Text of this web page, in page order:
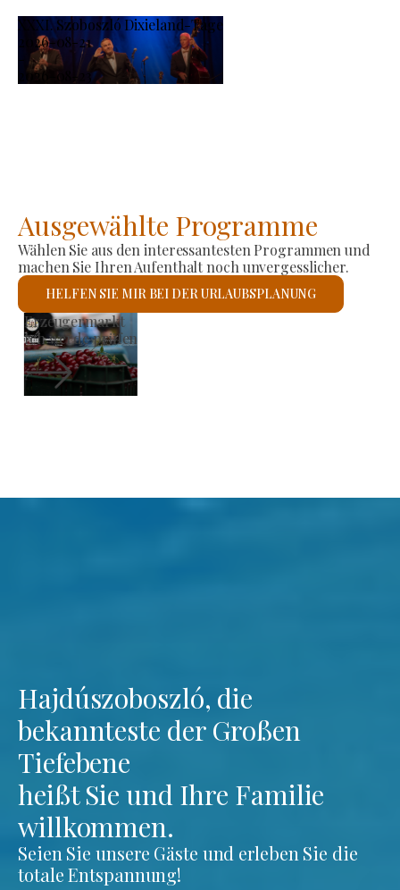
XXXI. Szoboszló Dixieland-Tage
2026-08-21
-
2026-08-23
Ausgewählte Programme
Wählen Sie aus den interessantesten Programmen und
machen Sie Ihren Aufenthalt noch unvergesslicher.
HELFEN SIE MIR BEI DER URLAUBSPLANUNG
Römisch-katholische Kirche St. László
Ich werde prüfen
Hajdúszoboszló, die
bekannteste der Großen
Tiefebene
heißt Sie und Ihre Familie
willkommen.
Seien Sie unsere Gäste und erleben Sie die
totale Entspannung!